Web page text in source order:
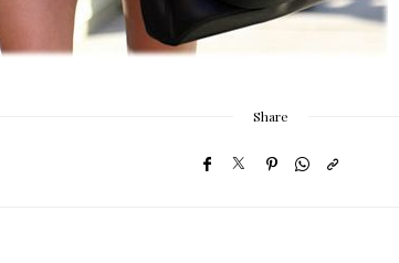
Share